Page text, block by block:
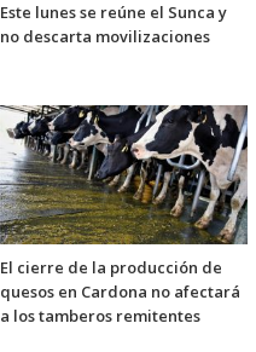
Este lunes se reúne el Sunca y
no descarta movilizaciones
El cierre de la producción de
quesos en Cardona no afectará
a los tamberos remitentes